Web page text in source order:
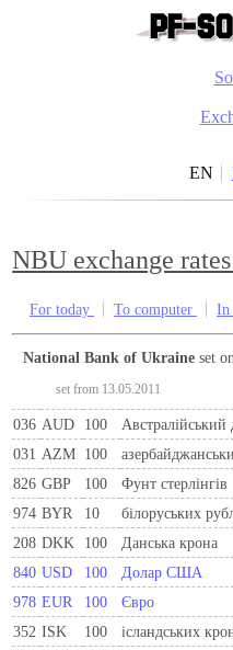
EN
NBU exchange
For today To computer In
National Bank of Ukraine set on
set from 13.05.2011
036 AUD 100 Австралійський
031 AZM 100
826 GBP 100 Фунт стерлінгів
974 BYR 10 білоруських
208 DKK 100 Данська крона
840 USD 100 Долар США
978 EUR 100 Євро
352 ISK 100 ісландських